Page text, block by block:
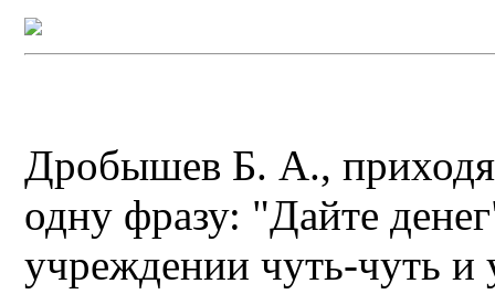
Дробышев Б. А., приходя
одну фразу: "Дайте
учреждении чуть-чуть